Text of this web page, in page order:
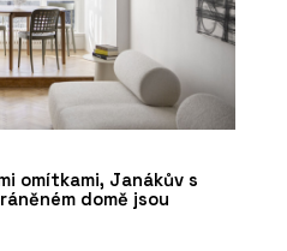
omítkami, Janákův s
domě jsou